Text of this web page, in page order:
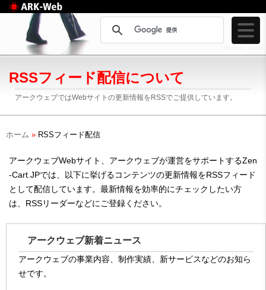
Web制作のアークウェ
アークウェブではWebサイトの更新情報をRSSでご提供しています。
ホーム » RSSフィード配信
RSSフィード配信について
アークウェブWebサイト、アークウェブが運営をサポートするZen
-Cart.JPでは、以下に挙げるコンテンツの更新情報をRSSフィード
として配信しています。最新情報を効率的にチェックしたい方
は、RSSリーダーなどにご登録ください。
アークウェブ新着ニュース
アークウェブの事業内容、制作実績、新サービスなどのお知ら
せです。